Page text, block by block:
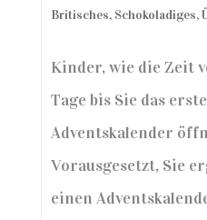
Britisches, Schokoladiges,
Kinder, wie die Zeit
Tage bis Sie das
Adventskalender
Vorausgesetzt, Sie
einen